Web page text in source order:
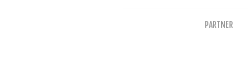
PARTNER